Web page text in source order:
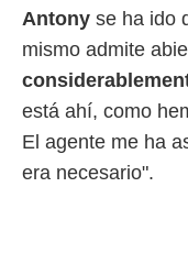
crear un
contenido
Antony se ha ido
mismo admite
está ahí, como
El agente me ha
era necesario".